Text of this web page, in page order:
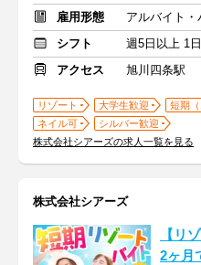
雇用形態
アルバイト・
シフト
週5日以上 1
アクセス
旭川四条駅
リゾート 大学生歓迎
短期（
ネイル可
シルバー歓迎
株式会社シアーズの求人一覧を見る
株式会社シアーズ
【リ
2ヶ月